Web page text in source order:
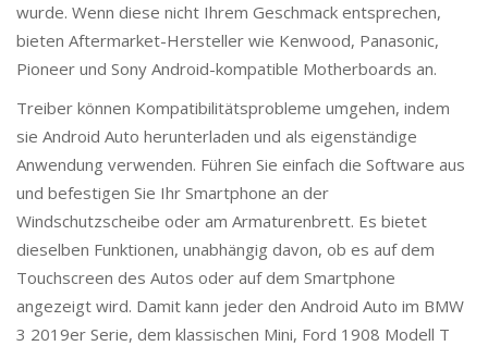
wurde. Wenn diese nicht Ihrem Geschmack entsprechen,
bieten Aftermarket-Hersteller wie Kenwood, Panasonic,
Pioneer und Sony Android-kompatible Motherboards an.
Treiber können Kompatibilitätsprobleme umgehen, indem
sie Android Auto herunterladen und als eigenständige
Anwendung verwenden. Führen Sie einfach die Software aus
und befestigen Sie Ihr Smartphone an der
Windschutzscheibe oder am Armaturenbrett. Es bietet
dieselben Funktionen, unabhängig davon, ob es auf dem
Touchscreen des Autos oder auf dem Smartphone
angezeigt wird. Damit kann jeder den Android Auto im BMW
3 2019er Serie, dem klassischen Mini, Ford 1908 Modell T